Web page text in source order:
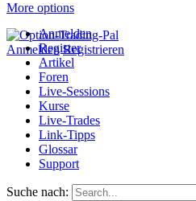
More options
Anmelden Registrieren
Anmelden
Register
Artikel
Foren
Live-Sessions
Kurse
Live-Trades
Link-Tipps
Glossar
Support
Suche nach: